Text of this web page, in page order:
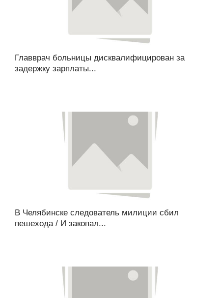
Главврач больницы дисквалифицирован за
задержку зарплаты...
В Челябинске следователь милиции сбил
пешехода / И закопал...